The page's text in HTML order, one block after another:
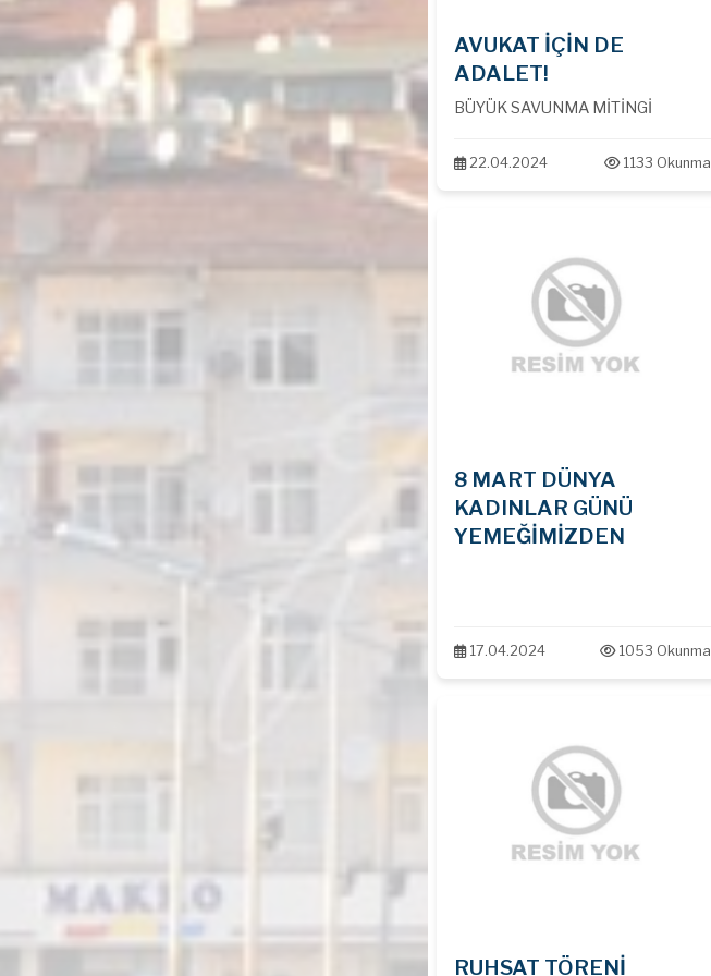
AVUKAT İÇİN DE
ADALET!
BÜYÜK SAVUNMA MİTİNGİ
22.04.2024 1133 Okunma
8 MART DÜNYA
KADINLAR GÜNÜ
YEMEĞİMİZDEN
17.04.2024 1053 Okunma
RUHSAT TÖRENİ